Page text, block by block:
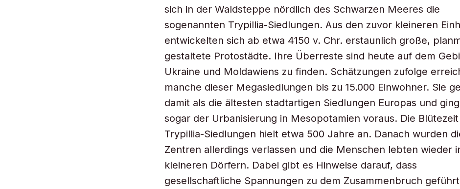
sich in der Waldsteppe nördlich des Schwarzen Meeres die
sogenannten Trypillia-Siedlungen. Aus den zuvor kleineren
entwickelten sich ab etwa 4150 v. Chr. erstaunlich große,
gestaltete Protostädte. Ihre Überreste sind heute auf dem
Ukraine und Moldawiens zu finden. Schätzungen zufolge
manche dieser Megasiedlungen bis zu 15.000 Einwohner. Sie
damit als die ältesten stadtartigen Siedlungen Europas und
sogar der Urbanisierung in Mesopotamien voraus. Die
Trypillia-Siedlungen hielt etwa 500 Jahre an. Danach wurden
Zentren allerdings verlassen und die Menschen lebten wieder
kleineren Dörfern. Dabei gibt es Hinweise darauf, dass
gesellschaftliche Spannungen zu dem Zusammenbruch geführt